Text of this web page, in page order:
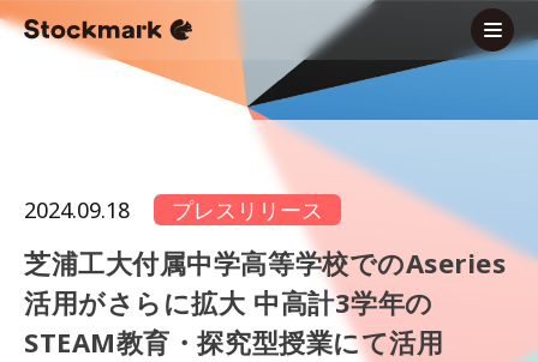
2024.09.18 プレスリリース
芝浦工大付属中学高等学校でのAseries
活用がさらに拡大 中高計3学年の
STEAM教育・探究型授業にて活用